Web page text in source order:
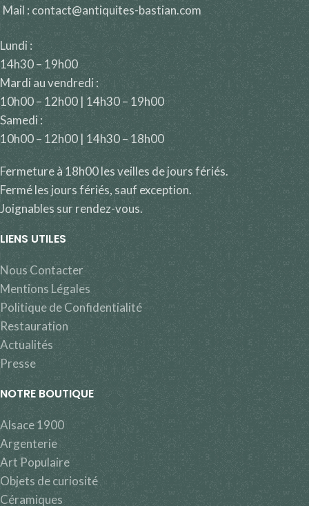
Mail : contact@antiquites-bastian.com
Lundi :
14h30 – 19h00
Mardi au vendredi :
10h00 – 12h00 | 14h30 – 19h00
Samedi :
10h00 – 12h00 | 14h30 – 18h00
Fermeture à 18h00 les veilles de jours fériés.
Fermé les jours fériés, sauf exception.
Joignables sur rendez-vous.
LIENS UTILES
Nous Contacter
Mentions Légales
Politique de Confidentialité
Restauration
Actualités
Presse
NOTRE BOUTIQUE
Alsace 1900
Argenterie
Art Populaire
Objets de curiosité
Céramiques